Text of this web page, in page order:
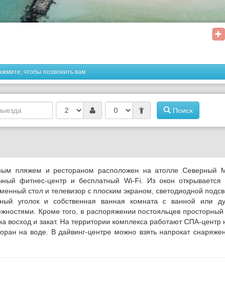
чтобы позвонить вам
Поиск
пляжем и рестораном расположен на атолле Северный
фитнес-центр и бесплатный Wi-Fi. Из окон
стол и телевизор с плоским экраном, светодиодной
уголок и собственная ванная комната с ванной или
Кроме того, в распоряжении постояльцев просторный
восход и закат. На территории комплекса работают СПА-центр
на воде. В дайвинг-центре можно взять напрокат